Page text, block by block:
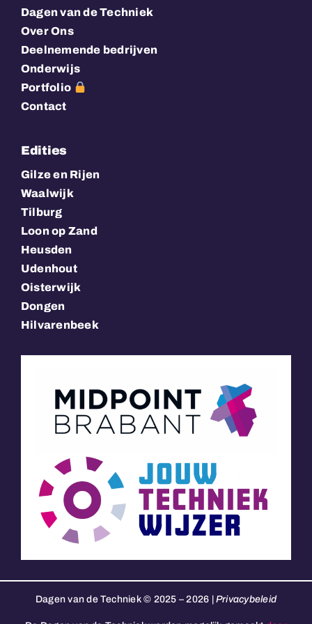
Dagen van de Techniek
Over Ons
Deelnemende bedrijven
Onderwijs
Portfolio
Contact
Edities
Gilze en Rijen
Waalwijk
Tilburg
Loon op Zand
Heusden
Udenhout
Oisterwijk
Dongen
Hilvarenbeek
Dagen van de Techniek © 2025 – 2026 | Privacybeleid